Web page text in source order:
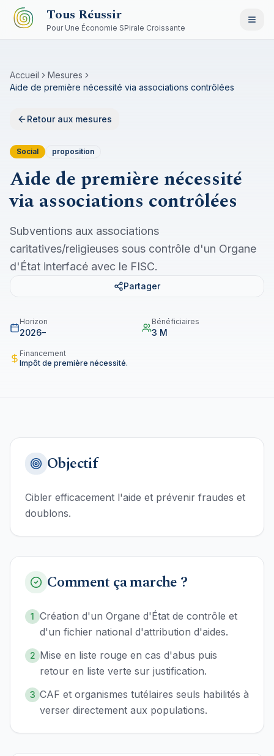
Aller au contenu principal
Tous Réussir
Pour Une Économie SPirale Croissante
Accueil
Mesures
Aide de première nécessité via associations contrôlées
Retour aux mesures
Social proposition
Aide de première nécessité
via associations contrôlées
Subventions aux associations
caritatives/religieuses sous contrôle d'un Organe
d'État interfacé avec le FISC.
Partager
Horizon
2026–
Bénéficiaires
3 M
Financement
Impôt de première nécessité.
Objectif
Cibler efficacement l'aide et prévenir fraudes et
doublons.
Comment ça marche ?
1 Création d'un Organe d'État de contrôle et
d'un fichier national d'attribution d'aides.
2 Mise en liste rouge en cas d'abus puis
retour en liste verte sur justification.
3 CAF et organismes tutélaires seuls habilités à
verser directement aux populations.